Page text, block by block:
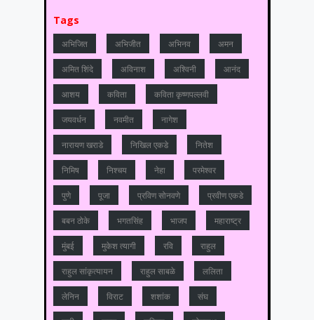
Tags
अभिजित अभिजीत अभिनव अमन
अमित शिंदे अविनाश अश्विनी आनंद
आशय कविता कविता कृष्णपल्लवी
जयवर्धन नवमीत नागेश
नारायण खराडे निखिल एकडे नितेश
निमिष निश्चय नेहा परमेश्वर
पुणे पूजा प्रविण सोनवणे प्रवीण एकडे
बबन ठोके भगतसिंह भाजप महाराष्‍ट्र
मुंबई मुकेश त्‍यागी रवि राहुल
राहुल सांकृत्यायन राहुल साबळे ललिता
लेनिन विराट शशांक संघ